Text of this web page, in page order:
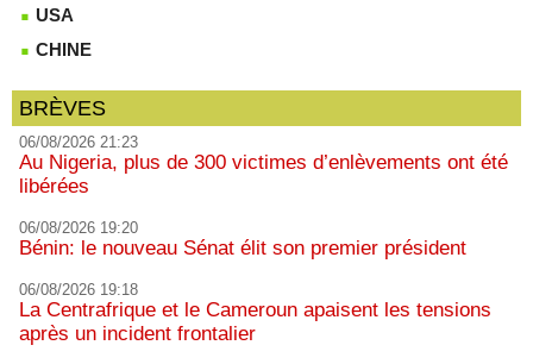
USA
CHINE
BRÈVES
06/08/2026 21:23
Au Nigeria, plus de 300 victimes d’enlèvements ont été
libérées
06/08/2026 19:20
Bénin: le nouveau Sénat élit son premier président
06/08/2026 19:18
La Centrafrique et le Cameroun apaisent les tensions
après un incident frontalier